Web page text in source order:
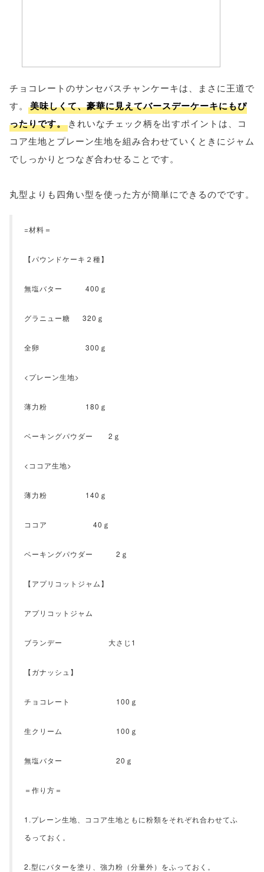
チョコレートのサンセバスチャンケーキは、まさに王道で
す。
美味しくて、豪華に見えてバースデーケーキにもぴ
ったりです。 きれいなチェック柄を出すポイントは、コ
コア生地とプレーン生地を組み合わせていくときにジャム
でしっかりとつなぎ合わせることです。
丸型よりも四角い型を使った方が簡単にできるのでです。
=材料＝
【パウンドケーキ２種】
無塩バター 400ｇ
グラニュー糖 320ｇ
全卵 300ｇ
<プレーン生地>
薄力粉 180ｇ
ベーキングパウダー 2ｇ
<ココア生地>
薄力粉 140ｇ
ココア 40ｇ
ベーキングパウダー 2ｇ
【アプリコットジャム】
アプリコットジャム
ブランデー 大さじ1
【ガナッシュ】
チョコレート 100ｇ
生クリーム 100ｇ
無塩バター 20ｇ
＝作り方＝
1.プレーン生地、ココア生地ともに粉類をそれぞれ合わせてふ
るっておく。
2.型にバターを塗り、強力粉（分量外）をふっておく。